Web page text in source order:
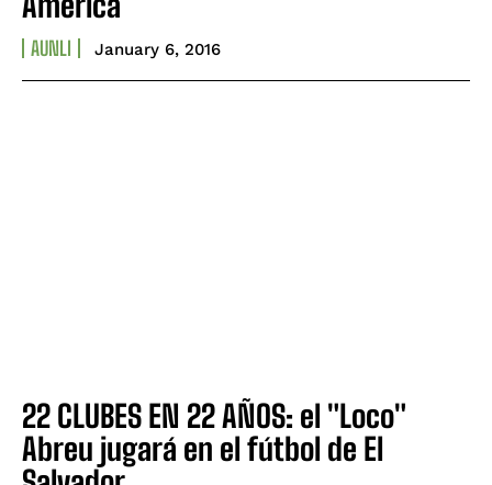
AUNLI January 6, 2016
22 CLUBES EN 22 AÑOS: el "Loco"
Abreu jugará en el fútbol de El